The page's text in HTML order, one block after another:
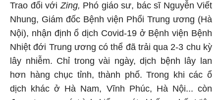
Trao đổi với Zing, Phó giáo sư, bác sĩ Nguyễn Viết
Nhung, Giám đốc Bệnh viện Phổi Trung ương (Hà
Nội), nhận định ổ dịch Covid-19 ở Bệnh viện Bệnh
Nhiệt đới Trung ương có thể đã trải qua 2-3 chu kỳ
lây nhiễm. Chỉ trong vài ngày, dịch bệnh lây lan
hơn hàng chục tỉnh, thành phố. Trong khi các ổ
dịch khác ở Hà Nam, Vĩnh Phúc, Hà Nội... còn